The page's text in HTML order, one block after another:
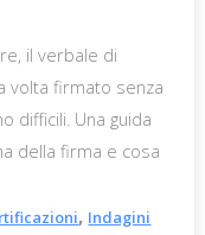
il verbale di
volta firmato senza
difficili. Una guida
della firma e cosa
, Indagini